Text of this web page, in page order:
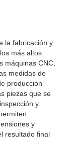
la fabricación y
más altos
máquinas CNC,
medidas de
producción
piezas que se
y
y
resultado final